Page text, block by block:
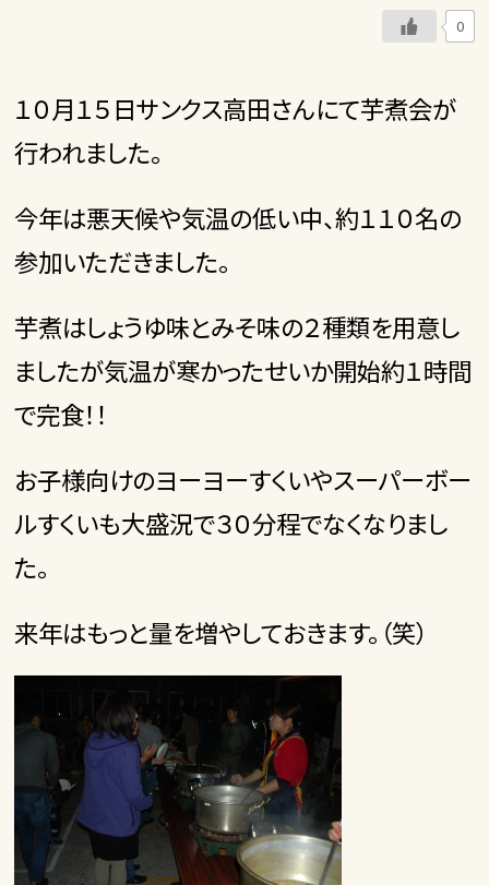
0
１０月１５日サンクス高田さんにて芋煮会が
行われました。
今年は悪天候や気温の低い中、約１１０名の
参加いただきました。
芋煮はしょうゆ味とみそ味の２種類を用意し
ましたが気温が寒かったせいか開始約１時間
で完食！！
お子様向けのヨーヨーすくいやスーパーボー
ルすくいも大盛況で３０分程でなくなりまし
た。
来年はもっと量を増やしておきます。（笑）